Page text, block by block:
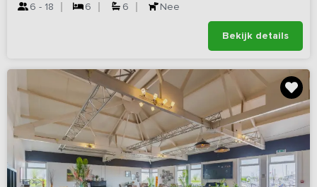
6 - 18 6 6 Nee
Bekijk details